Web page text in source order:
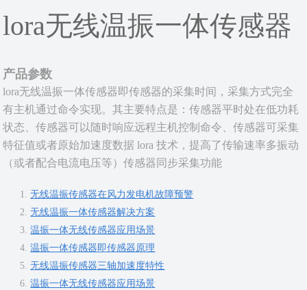
lora无线温振一体传感器
产品参数
lora无线温振一体传感器即传感器的采集时间，采集方式完全
有主机通过命令实现。其主要特点是：传感器平时处在低功耗
状态、传感器可以随时响应远程主机控制命令、传感器可采集
特征值或者原始加速度数据 lora 技术，提高了传输速率多振动
（或者配合电流电压等）传感器同步采集功能
无线温振传感器在风力发电机故障预警
无线温振一体传感器解决方案
温振一体无线传感器应用场景
温振一体传感器即传感器原理
无线温振传感器三轴加速度特性
温振一体无线传感器应用场景